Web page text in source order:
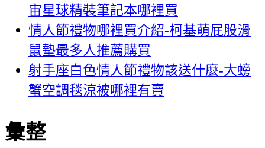
宙星球精裝筆記本哪裡買
情人節禮物哪裡買介紹-柯基萌屁股滑
鼠墊最多人推薦購買
射手座白色情人節禮物該送什麼-大螃
蟹空調毯涼被哪裡有賣
彙整